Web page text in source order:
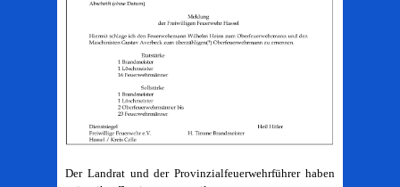
Der Landrat und der Provinzialfeuerwehrführer haben